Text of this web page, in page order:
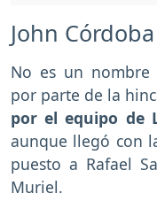
John Córdoba
No es un nombre
por parte de la
por el equipo de
aunque llegó con
puesto a Rafael
Muriel.